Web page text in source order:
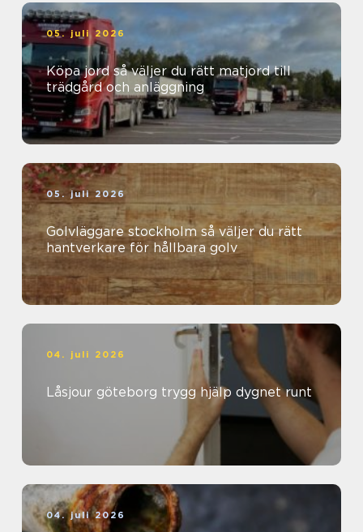
05. juli 2026
Köpa jord så väljer du rätt matjord till
trädgård och anläggning
05. juli 2026
Golvläggare stockholm så väljer du rätt
hantverkare för hållbara golv
04. juli 2026
Låsjour göteborg trygg hjälp dygnet runt
04. juli 2026